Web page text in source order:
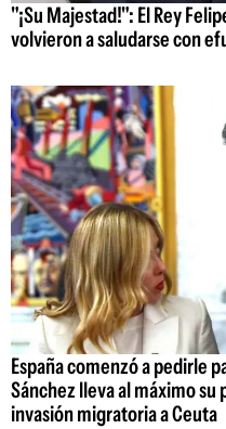
"¡Su Majestad!": El Rey
volvieron a saludarse con
España comenzó a pedirle
Sánchez lleva al máximo su
invasión migratoria a Ceuta